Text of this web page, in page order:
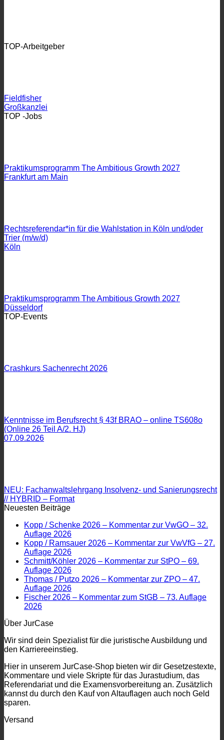
TOP-Arbeitgeber
Fieldfisher
Großkanzlei
TOP -Jobs
Praktikumsprogramm The Ambitious Growth 2027
Frankfurt am Main
Rechtsreferendar*in für die Wahlstation in Köln und/oder
Trier (m/w/d)
Köln
Praktikumsprogramm The Ambitious Growth 2027
Düsseldorf
TOP-Events
Crashkurs Sachenrecht 2026
Kenntnisse im Berufsrecht § 43f BRAO – online TS608o
(Online 26 Teil A/2. HJ)
07.09.2026
NEU: Fachanwaltslehrgang Insolvenz- und Sanierungsrecht
// HYBRID – Format
Neuesten Beiträge
Kopp / Schenke 2026 – Kommentar zur VwGO – 32.
Auflage 2026
Kopp / Ramsauer 2026 – Kommentar zur VwVfG – 27.
Auflage 2026
Schmitt/Köhler 2026 – Kommentar zur StPO – 69.
Auflage 2026
Thomas / Putzo 2026 – Kommentar zur ZPO – 47.
Auflage 2026
Fischer 2026 – Kommentar zum StGB – 73. Auflage
2026
Über JurCase
Wir sind dein Spezialist für die juristische Ausbildung und
den Karriereeinstieg.
Hier in unserem JurCase-Shop bieten wir dir Gesetzestexte,
Kommentare und viele Skripte für das Jurastudium, das
Referendariat und die Examensvorbereitung an. Zusätzlich
kannst du durch den Kauf von Altauflagen auch noch Geld
sparen.
Versand